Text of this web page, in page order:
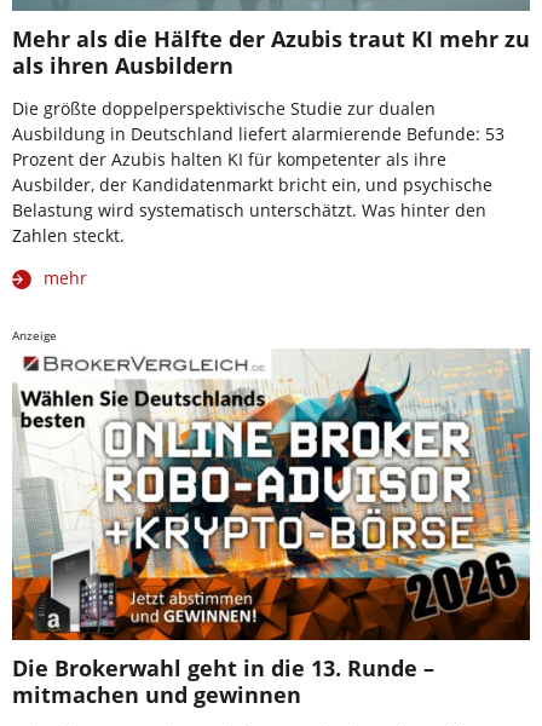
Mehr als die Hälfte der Azubis traut KI mehr zu
als ihren Ausbildern
Die größte doppelperspektivische Studie zur dualen
Ausbildung in Deutschland liefert alarmierende Befunde: 53
Prozent der Azubis halten KI für kompetenter als ihre
Ausbilder, der Kandidatenmarkt bricht ein, und psychische
Belastung wird systematisch unterschätzt. Was hinter den
Zahlen steckt.
mehr
Anzeige
Die Brokerwahl geht in die 13. Runde –
mitmachen und gewinnen